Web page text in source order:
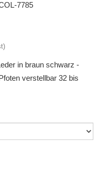
7785
in braun schwarz -
verstellbar 32 bis